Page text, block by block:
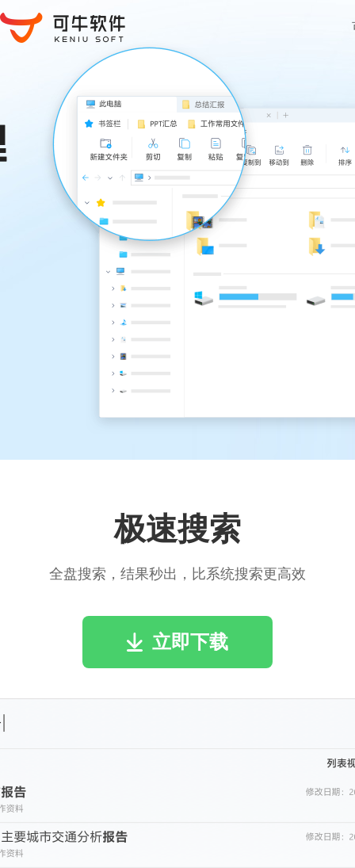
极速搜索
全盘搜索，结果秒出，比系统搜索更高效
立即下载